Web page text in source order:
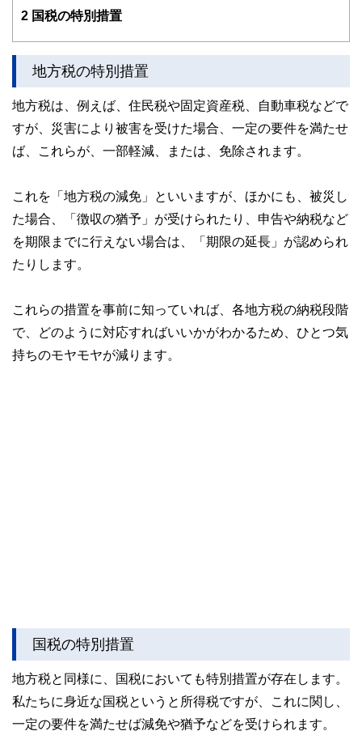
業務を行う。
また、全国商工会連合会の「エキスパートバンク」にCFP®
を提案し、企業にお勤めの役員・従業員が抱えている「暮ら
2017年、独立行政法人日本学生支援機構の「スカラシッ
プ・アドバイザー」に認定され、高等学校やPTA向けに奨学
ど社会問題の解決にも取り組む。
2 国税の特別措置
地方税の特別措置
地方税は、例えば、住民税や固定資産税、自動車税などで
すが、災害により被害を受けた場合、一定の要件を満たせ
ば、これらが、一部軽減、または、免除されます。
これを「地方税の減免」といいますが、ほかにも、被災し
た場合、「徴収の猶予」が受けられたり、申告や納税など
を期限までに行えない場合は、「期限の延長」が認められ
たりします。
これらの措置を事前に知っていれば、各地方税の納税段階
で、どのように対応すればいいかがわかるため、ひとつ気
持ちのモヤモヤが減ります。
国税の特別措置
地方税と同様に、国税においても特別措置が存在します。
私たちに身近な国税というと所得税ですが、これに関し、
一定の要件を満たせば減免や猶予などを受けられます。